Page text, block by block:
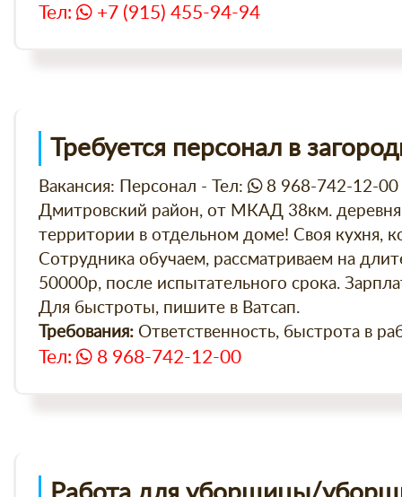
Тел: +7 (915) 455-94-94
Требуется персонал в
Вакансия: Персонал - Тел:
8 968-742-12-00
Дмитровский район, от МКАД 38км.
территории в отдельном доме! Своя кухня,
Сотрудника обучаем, рассматриваем на
50000р, после испытательного срока.
Для быстроты, пишите в Ватсап.
Требования: Ответственность, быстрота в
Тел: 8 968-742-12-00